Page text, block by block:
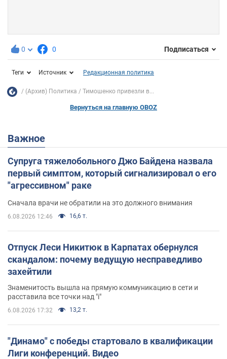
0 0 Подписаться
Теги Источник Редакционная политика
(Архив) Политика Тимошенко привезли в...
Вернуться на главную OBOZ
Важное
Супруга тяжелобольного Джо Байдена назвала
первый симптом, который сигнализировал о его
"агрессивном" раке
Сначала врачи не обратили на это должного внимания
6.08.2026 12:46 16,6 т.
Отпуск Леси Никитюк в Карпатах обернулся
скандалом: почему ведущую несправедливо
захейтили
Знаменитость вышла на прямую коммуникацию в сети и
расставила все точки над "i"
6.08.2026 17:32 13,2 т.
"Динамо" с победы стартовало в квалификации
Лиги конференций. Видео